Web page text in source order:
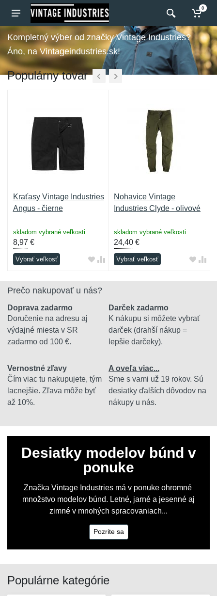
0
výber od značky Vintage Industries?
Áno, na Vintageindustries.sk!
Populárny tovar
Kraťasy Vintage Industries
Angus - čierne
skladom vybrané veľkosti
8,97 €
Vybrať veľkosť
Nohavice Vintage
Industries Clyde - olivové
skladom vybrané veľkosti
24,40 €
Vybrať veľkosť
Prečo nakupovať u nás?
Doprava zadarmo
Doručenie na adresu aj
výdajné miesta v SR
zadarmo od 100 €.
Darček zadarmo
K nákupu si môžete vybrať
darček (drahší nákup =
lepšie darčeky).
Vernostné zľavy
Čím viac tu nakupujete, tým
lacnejšie. Zľava môže byť
až 10%.
A oveľa viac...
Sme s vami už 19 rokov. Sú
desiatky ďalších dôvodov na
nákupy u nás.
Desiatky modelov búnd v
ponuke
Značka Vintage Industries má v ponuke ohromné ​​
množstvo modelov búnd. Letné, jarné a jesenné aj
zimné v mnohých spracovaniach...
Pozrite sa
Populárne kategórie